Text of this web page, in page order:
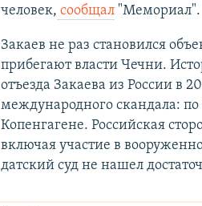
человек, сообщал"Мемориал".
Закаев не раз становился
прибегают власти Чечни.
отъезда Закаева из России в
международного скандала:
Копенгагене. Российская
включая участие в
датский суд не нашел